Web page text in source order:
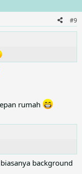
#9
rumah
background